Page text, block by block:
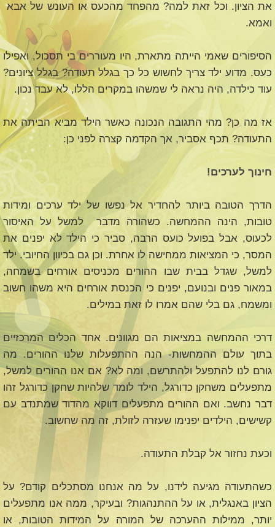
את הציון. וכל זאת למה? מהפחד מהכעס או העונש של אבא
ואמא.
הסיפורים שאמי הייתה מתארת, היו מעוררים בי תסכול, ואפילו
כעס. מדוע ילד צריך לחשוש כל כך בגלל תעודה? בגלל ציונים?
עוד כילדה, היה נראה לי שמשהו במקרים הללו, לא עבד נכון.
אז מה כן? מהי התגובה הנכונה כאשר הילד מביא הביתה את
התעודה? תכף אסביר, אך הקדמה קצרה לפני כן:
חינוך לערכים!
הדרך הטובה ביותר להחדיר אל נפשו של ילד ערכים ומידות
טובות, הינה ההמחשה. כשהורה מדבר למשל על האיסור
לכעוס, אבל בפועל כועס הרבה, סביר כי הילד לא יפנים את
המסר, כי המציאות ממחישה לו אחרת. וכן גם בכיוון החיובי. ילד
למשל, שגדל בבית שבו ההורים מכניסים אורחים בשמחה,
במאור פנים ובנועם, יפנים כי הכנסת אורחים היא משהו חשוב
ומשמח, גם בלי שהם אמרו לו זאת במילים.
דרכי ההמחשה במציאות הם מגוונים. אחד הכלים המרכזיים
בתוך עולם ההמחשות- הנה ההתפעלות שלנו ההורים. מה
גורם לנו להתפעל ולהתרשם, ומה לא? אם אנו ההורים למשל,
מתפעלים משחקן כדורגל, הילד לומד שלהיות שחקן כדורגל זהו
דבר נחשב. ואם ההורים מתפעלים דווקא מהדוד שמתנדב עם
קשישים, הילדים יפנימו שעזרה לזולת, זה מה שחשוב.
וכעת נחזור אל קבלת התעודה.
כשהתעודה מגיעה לידנו, על מה אנחנו מסתכלים קודם? על
הציון באנגלית, או על ההתנהגות? ובעיקר, ממה אנו מתפעלים
יותר, ממילות ההערכה של המורה על המידות הטובות, או